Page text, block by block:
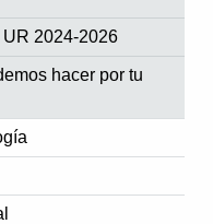
2024-2026
hacer por tu